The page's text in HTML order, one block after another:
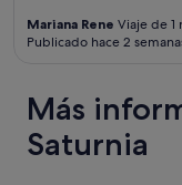
Mariana Rene Viaje de 1
Publicado hace 2
Más
Saturnia